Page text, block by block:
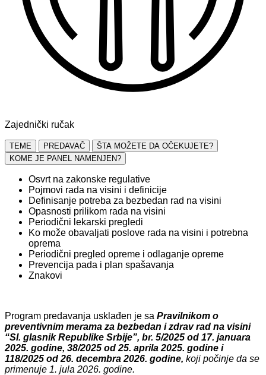
Zajednički ručak
TEME PREDAVAČ
ŠTA MOŽETE DA OČEKUJETE?
KOME JE PANEL NAMENJEN?
Osvrt na zakonske regulative
Pojmovi rada na visini i definicije
Definisanje potreba za bezbedan rad na visini
Opasnosti prilikom rada na visini
Periodični lekarski pregledi
Ko može obavaljati poslove rada na visini i potrebna
oprema
Periodični pregled opreme i odlaganje opreme
Prevencija pada i plan spašavanja
Znakovi
Program predavanja usklađen je sa Pravilnikom o
preventivnim merama za bezbedan i zdrav rad na visini
“Sl. glasnik Republike Srbije”, br. 5/2025 od 17. januara
2025. godine, 38/2025 od 25. aprila 2025. godine i
118/2025 od 26. decembra 2026. godine, koji počinje da se
primenuje 1. jula 2026. godine.